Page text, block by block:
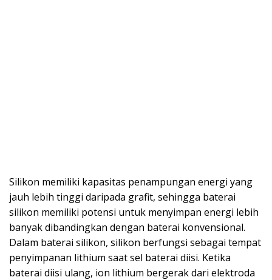
Silikon memiliki kapasitas penampungan energi yang
jauh lebih tinggi daripada grafit, sehingga baterai
silikon memiliki potensi untuk menyimpan energi lebih
banyak dibandingkan dengan baterai konvensional.
Dalam baterai silikon, silikon berfungsi sebagai tempat
penyimpanan lithium saat sel baterai diisi. Ketika
baterai diisi ulang, ion lithium bergerak dari elektroda